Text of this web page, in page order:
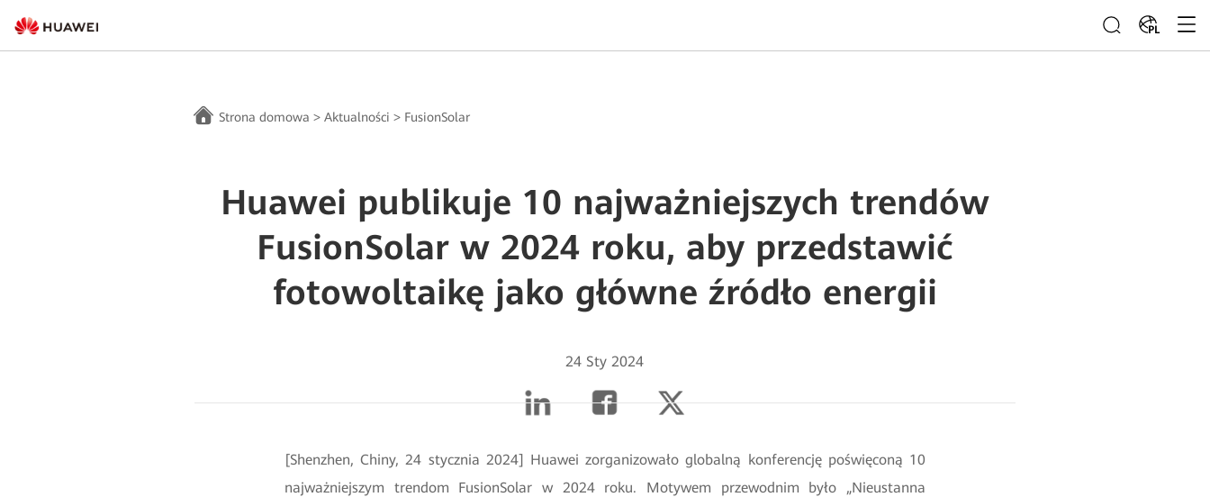
PL
Strona domowa >Aktualności > FusionSolar
Huawei publikuje 10 najważniejszych trendów
FusionSolar w 2024 roku, aby przedstawić
fotowoltaikę jako główne źródło energii
24 Sty 2024
[Shenzhen, Chiny, 24 stycznia 2024] Huawei zorganizowało globalną konferencję poświęconą 10
najważniejszym trendom FusionSolar w 2024 roku. Motywem przewodnim było „Nieustanna